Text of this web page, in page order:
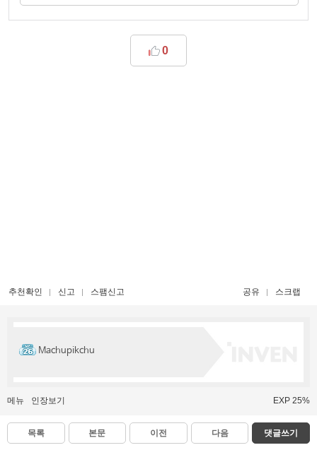
0
추천확인 신고 스팸신고 공유 스크랩
Machupikchu
메뉴 인장보기 EXP 25%
목록 본문 이전 다음 댓글쓰기